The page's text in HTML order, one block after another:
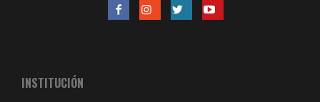
INSTITUCIÓN